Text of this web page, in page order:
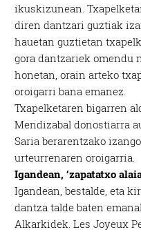
ikuskizunean.
diren dantzari guztiak
hauetan guztietan
gora dantzariek omendu
honetan, orain arteko
oroigarri bana emanez.
Txapelketaren bigarren
Mendizabal donostiarra
Saria berarentzako
urteurrenaren oroigarria.
Igandean, ‘zapatatxo
Igandean, bestalde, eta
dantza talde baten
Alkarkidek. Les Joyeux